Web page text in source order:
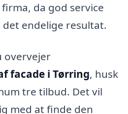
da god service
endelige resultat.
overvejer
facade i Tørring, husk
tre tilbud. Det vil
med at finde den